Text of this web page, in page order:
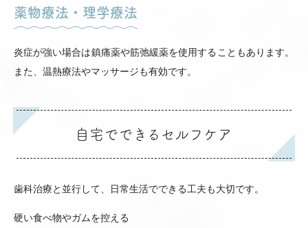
薬物療法・理学療法
炎症が強い場合は鎮痛薬や筋弛緩薬を使用することもあります。
また、温熱療法やマッサージも有効です。
自宅でできるセルフケア
歯科治療と並行して、日常生活でできる工夫も大切です。
硬い食べ物やガムを控える